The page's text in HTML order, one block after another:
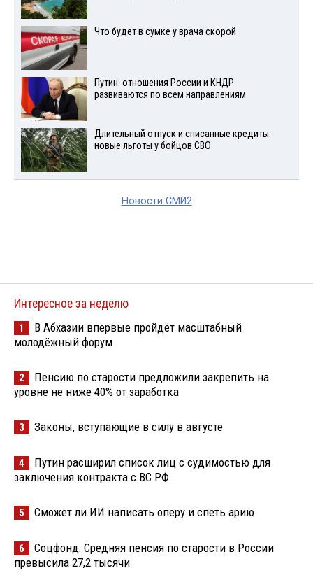
Что будет в сумке у врача скорой
Путин: отношения России и КНДР
развиваются по всем направлениям
Длительный отпуск и списанные кредиты:
новые льготы у бойцов СВО
Новости СМИ2
Интересное за неделю
1
В Абхазии впервые пройдёт масштабный
молодёжный форум
2
Пенсию по старости предложили закрепить на
уровне не ниже 40% от заработка
3 Законы, вступающие в силу в августе
4
Путин расширил список лиц с судимостью для
заключения контракта с ВС РФ
5 Сможет ли ИИ написать оперу и спеть арию
6
Соцфонд: Средняя пенсия по старости в России
превысила 27,2 тысячи